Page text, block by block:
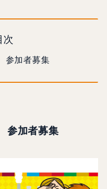
次
参加者募集
参加者募集